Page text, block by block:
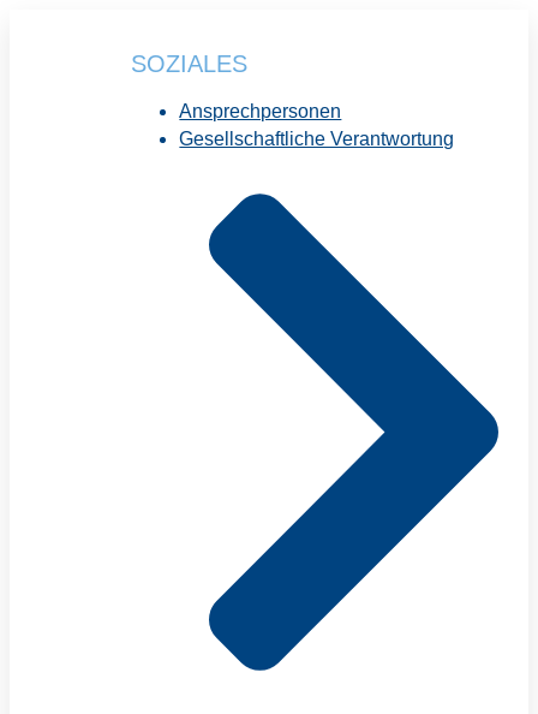
SOZIALES
Ansprechpersonen
Gesellschaftliche Verantwortung